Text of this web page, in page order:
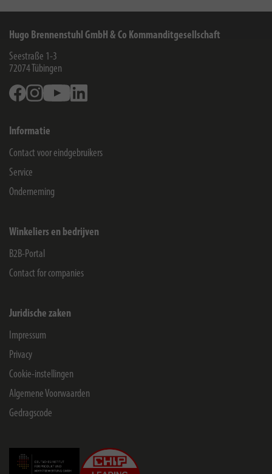
Hugo Brennenstuhl GmbH & Co Kommanditgesellschaft
Seestraße 1-3
72074 Tübingen
FacebookInstagramYoutube
Informatie
Contact voor eindgebruikers
Service
Onderneming
Winkeliers en bedrijven
B2B-Portal
Contact for companies
Juridische zaken
Impressum
Privacy
Cookie-instellingen
Algemene Voorwaarden
Gedragscode